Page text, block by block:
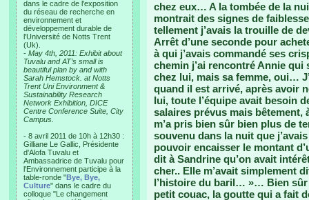
dans le cadre de l'exposition
du réseau de recherche en
environnement et
développement durable de
l'Université de Notts Trent
(Uk).
- May 4th, 2011: Exhibit about
Tuvalu and AT’s small is
beautiful plan by and with
Sarah Hemstock. at Notts
Trent Uni Environment &
Sustainability Research
Network Exhibition, DICE
Centre Conference Suite, City
Campus.
- 8 avril 2011 de 10h à 12h30 :
Gilliane Le Gallic, Présidente
d'Alofa Tuvalu et
Ambassadrice de Tuvalu pour
l'Environnement participe à la
table-ronde "Bye, Bye,
Culture" dans le cadre du
colloque "Le changement
chez eux… A la tombée de la
montrait des signes de
tellement j’avais la trouille de
Arrêt d’une seconde pour
à qui j’avais commandé ses
chemin j’ai rencontré Annie
chez lui, mais sa femme, oui…
quand il est arrivé, après avoir
lui, toute l’équipe avait besoin
salaires prévus mais bêtement,
m’a pris bien sûr bien plus de
souvenu dans la nuit que
pouvoir encaisser le montant
dit à Sandrine qu’on avait
cher.. Elle m’avait simplement
l’histoire du baril… »… Bien
petit couac, la goutte qui a fait